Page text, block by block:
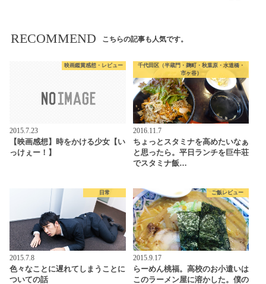
RECOMMEND こちらの記事も人気です。
映画鑑賞感想・レビュー
2015.7.23
【映画感想】時をかける少女【い
っけぇー！】
千代田区（半蔵門・麹町・秋葉原・水道橋・
市ヶ谷）
2016.11.7
ちょっとスタミナを高めたいなぁ
と思ったら。平日ランチを巨牛荘
でスタミナ飯…
日常
2015.7.8
色々なことに遅れてしまうことに
ついての話
ご飯レビュー
2015.9.17
らーめん桃福。高校のお小遣いは
このラーメン屋に溶かした。僕の